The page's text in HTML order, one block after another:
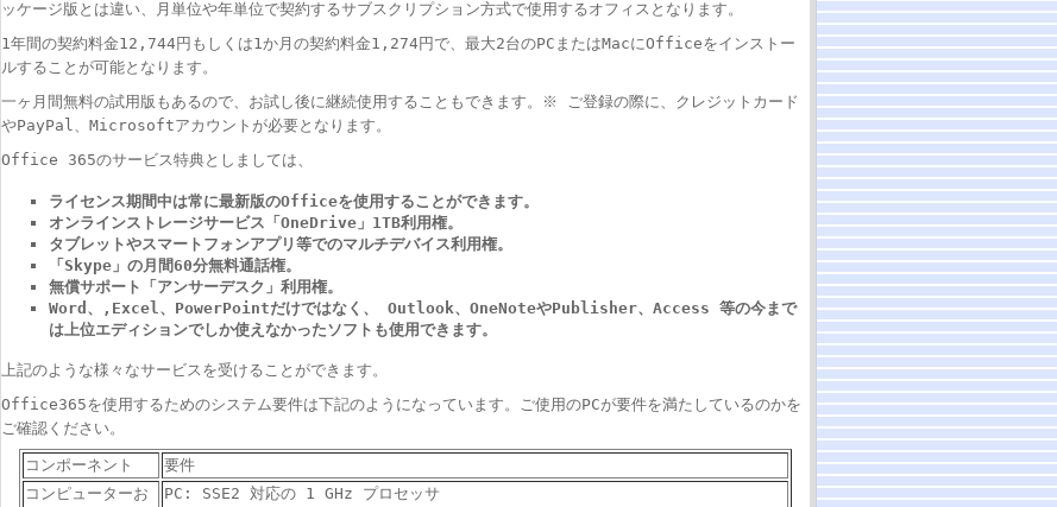
ッケージ版とは違い、月単位や年単位で契約するサブスクリプション方式で使用するオフィスとなります。
1年間の契約料金12,744円もしくは1か月の契約料金1,274円で、最大2台のPCまたはMacにOfficeをインストー
ルすることが可能となります。
一ヶ月間無料の試用版もあるので、お試し後に継続使用することもできます。※ ご登録の際に、クレジットカード
やPayPal、Microsoftアカウントが必要となります。
Office 365のサービス特典としましては、
ライセンス期間中は常に最新版のOfficeを使用することができます。
オンラインストレージサービス「OneDrive」1TB利用権。
タブレットやスマートフォンアプリ等でのマルチデバイス利用権。
「Skype」の月間60分無料通話権。
無償サポート「アンサーデスク」利用権。
Word、,Excel、PowerPointだけではなく、 Outlook、OneNoteやPublisher、Access 等の今まで
は上位エディションでしか使えなかったソフトも使用できます。
上記のような様々なサービスを受けることができます。
Office365を使用するためのシステム要件は下記のようになっています。ご使用のPCが要件を満たしているのかを
ご確認ください。
コンポーネント
要件
コンピューターお
PC: SSE2 対応の 1 GHz プロセッサ